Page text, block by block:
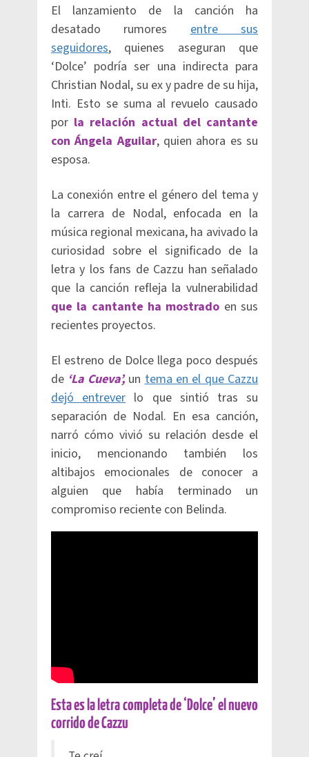
El lanzamiento de la canción ha
desatado rumoresentre sus
seguidores, quienes aseguran que
‘Dolce’ podría ser una indirecta para
Christian Nodal, su ex y padre de su hija,
Inti. Esto se suma al revuelo causado
por la relación actual del cantante
con Ángela Aguilar, quien ahora es su
esposa.
La conexión entre el género del tema y
la carrera de Nodal, enfocada en la
música regional mexicana, ha avivado la
curiosidad sobre el significado de la
letra y los fans de Cazzu han señalado
que la canción refleja la vulnerabilidad
que la cantante ha mostrado en sus
recientes proyectos.
El estreno de Dolce llega poco después
de ‘La Cueva’,untema en el que Cazzu
dejó entreverlo que sintió tras su
separación de Nodal. En esa canción,
narró cómo vivió su relación desde el
inicio, mencionando también los
altibajos emocionales de conocer a
alguien que había terminado un
compromiso reciente con Belinda.
Esta es la letra completa de ‘Dolce’ el nuevo
corrido de Cazzu